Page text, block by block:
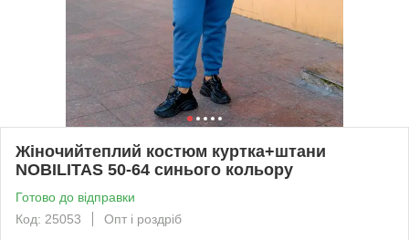
Жіночийтеплий костюм куртка+штани
NOBILITAS 50-64 синього кольору
Готово до відправки
Код: 25053
Опт і роздріб